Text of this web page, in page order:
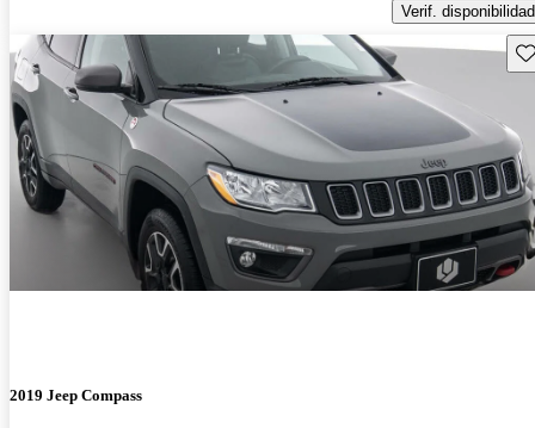
Verif. disponibilidad
2019 Jeep Compass